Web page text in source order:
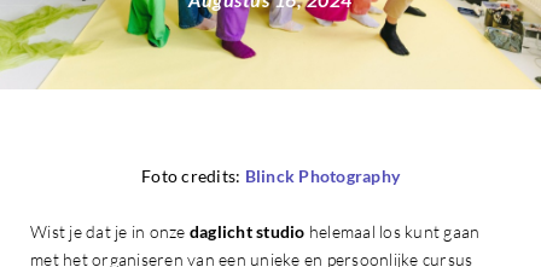
Foto credits: Blinck Photography
Wist je dat je in onze daglicht studio helemaal los kunt gaan
met het organiseren van een unieke en persoonlijke cursus